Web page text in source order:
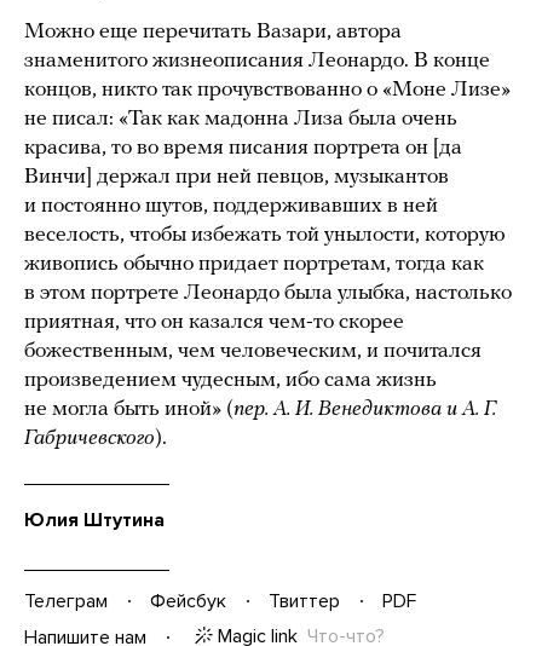
Можно еще перечитать Вазари, автора
знаменитого жизнеописания Леонардо. В конце
концов, никто так прочувствованно о «Моне Лизе»
не писал: «Так как мадонна Лиза была очень
красива, то во время писания портрета он [да
Винчи] держал при ней певцов, музыкантов
и постоянно шутов, поддерживавших в ней
веселость, чтобы избежать той унылости, которую
живопись обычно придает портретам, тогда как
в этом портрете Леонардо была улыбка, настолько
приятная, что он казался чем-то скорее
божественным, чем человеческим, и почитался
произведением чудесным, ибо сама жизнь
не могла быть иной» (пер. А. И. Венедиктова и А. Г.
Габричевского).
Юлия Штутина
Телеграм Фейсбук Твиттер
PDF
Напишите нам
Magic link Что-что?